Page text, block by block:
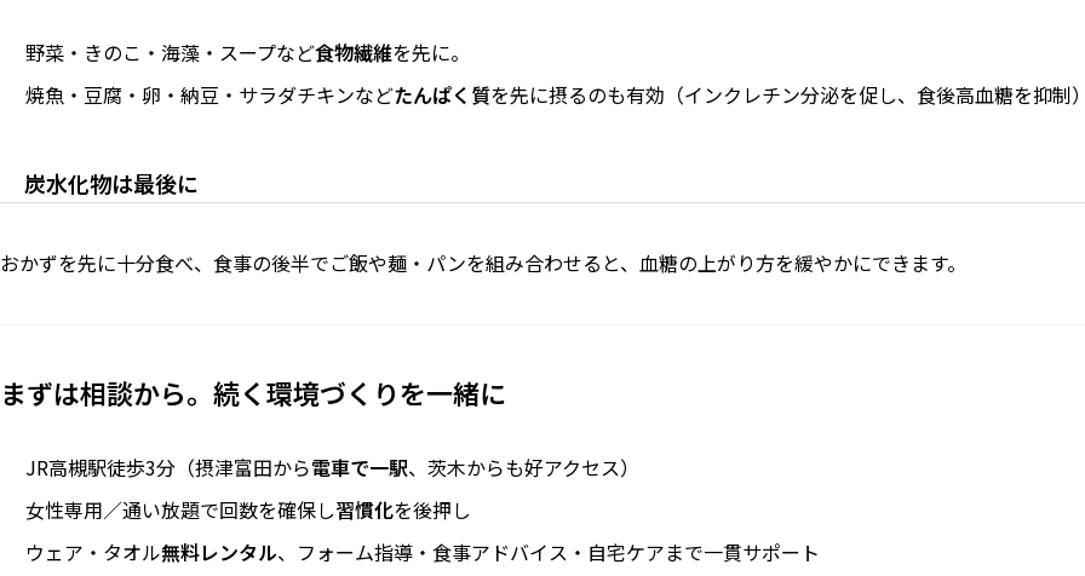
野菜・きのこ・海藻・スープなど食物繊維を先に。
焼魚・豆腐・卵・納豆・サラダチキンなどたんぱく質を先に摂るのも有効（インクレチン分泌を促し、食後高血糖を抑制
炭水化物は最後に
おかずを先に十分食べ、食事の後半でご飯や麺・パンを組み合わせると、血糖の上がり方を緩やかにできます。
まずは相談から。続く環境づくりを一緒に
JR高槻駅徒歩3分（摂津富田から電車で一駅、茨木からも好アクセス）
女性専用／通い放題で回数を確保し習慣化を後押し
ウェア・タオル無料レンタル、フォーム指導・食事アドバイス・自宅ケアまで一貫サポート